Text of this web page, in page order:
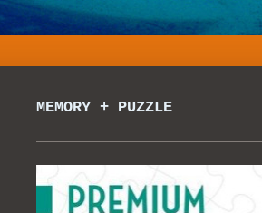
MEMORY + PUZZLE